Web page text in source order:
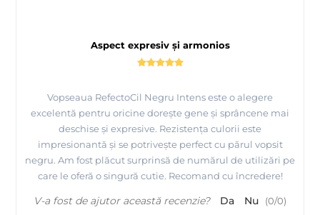
Aspect expresiv și armonios
Vopseaua RefectoCil Negru Intens este o alegere
excelentă pentru oricine dorește gene și sprâncene mai
deschise și expresive. Rezistența culorii este
impresionantă și se potrivește perfect cu părul vopsit
negru. Am fost plăcut surprinsă de numărul de utilizări pe
care le oferă o singură cutie. Recomand cu încredere!
V-a fost de ajutor această recenzie? Da Nu (0/0)